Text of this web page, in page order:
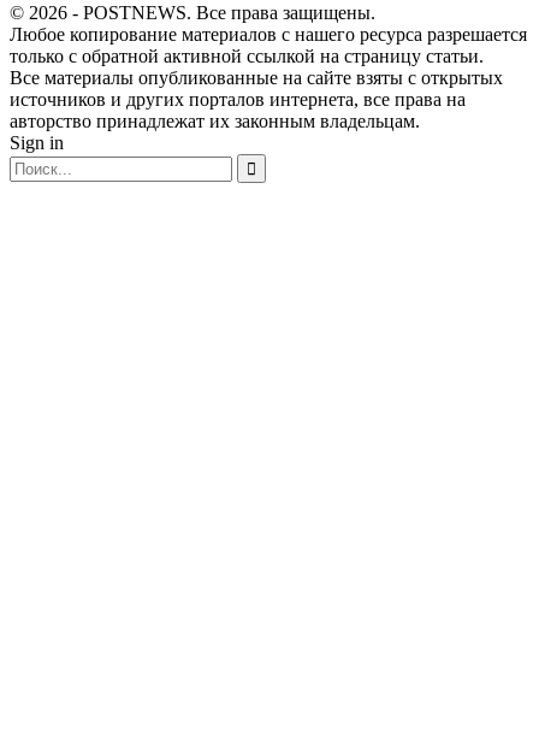
© 2026 - POSTNEWS. Все права защищены.
Любое копирование материалов с нашего ресурса разрешается
только с обратной активной ссылкой на страницу статьи.
Все материалы опубликованные на сайте взяты с открытых
источников и других порталов интернета, все права на
авторство принадлежат их законным владельцам.
Sign in